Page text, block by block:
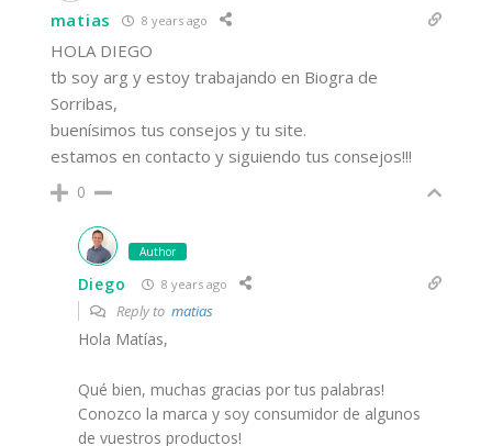
matias 8 years ago
HOLA DIEGO
tb soy arg y estoy trabajando en Biogra de
Sorribas,
buenísimos tus consejos y tu site.
estamos en contacto y siguiendo tus consejos!!!
0
Author
Diego 8 years ago
Reply to matias
Hola Matías,
Qué bien, muchas gracias por tus palabras!
Conozco la marca y soy consumidor de algunos
de vuestros productos!